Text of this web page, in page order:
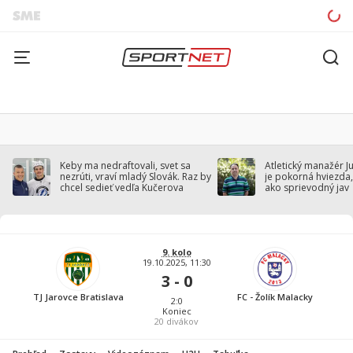
Keby ma nedraftovali, svet sa
nezrúti, vraví mladý Slovák. Raz by
chcel sedieť vedľa Kučerova
Atletický manažér
je pokorná
ako sprievodný jav
TJ Jarovce Bratislava
9. kolo
19.10.2025, 11:30
3 - 0
2:0
Koniec
20 divákov
FC - Žolík Malacky